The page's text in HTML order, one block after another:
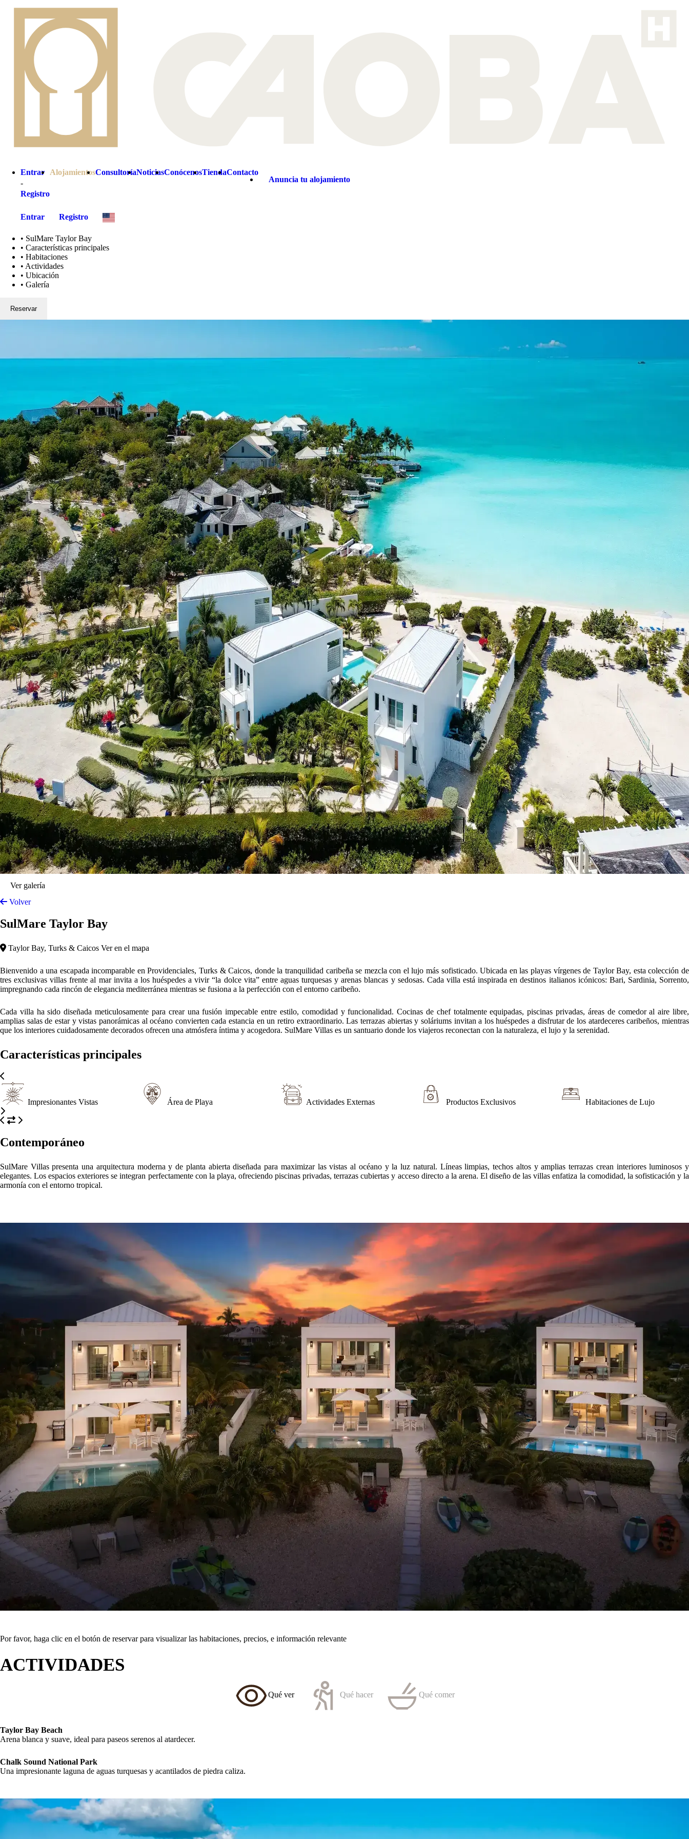
Entrar
-
Registro
AlojamientosConsultoríaNoticiasConócenosTiendaContacto
Anuncia tu alojamiento
Entrar Registro
• SulMare Taylor Bay
• Características principales
• Habitaciones
• Actividades
• Ubicación
• Galería
Reservar
Ver galería
Volver
SulMare Taylor Bay
Taylor Bay, Turks & Caicos Ver en el mapa
Bienvenido a una escapada incomparable en Providenciales, Turks & Caicos, donde la tranquilidad caribeña se mezcla con el lujo más sofisticado. Ubicada en las playas vírgenes de Taylor Bay, esta colección de
tres exclusivas villas frente al mar invita a los huéspedes a vivir “la dolce vita” entre aguas turquesas y arenas blancas y sedosas. Cada villa está inspirada en destinos italianos icónicos: Bari, Sardinia, Sorrento,
impregnando cada rincón de elegancia mediterránea mientras se fusiona a la perfección con el entorno caribeño.
Cada villa ha sido diseñada meticulosamente para crear una fusión impecable entre estilo, comodidad y funcionalidad. Cocinas de chef totalmente equipadas, piscinas privadas, áreas de comedor al aire libre,
amplias salas de estar y vistas panorámicas al océano convierten cada estancia en un retiro extraordinario. Las terrazas abiertas y soláriums invitan a los huéspedes a disfrutar de los atardeceres caribeños, mientras
que los interiores cuidadosamente decorados ofrecen una atmósfera íntima y acogedora. SulMare Villas es un santuario donde los viajeros reconectan con la naturaleza, el lujo y la serenidad.
Características principales
Impresionantes Vistas Área de Playa Actividades Externas Productos Exclusivos Habitaciones de Lujo
Contemporáneo
SulMare Villas presenta una arquitectura moderna y de planta abierta diseñada para maximizar las vistas al océano y la luz natural. Líneas limpias, techos altos y amplias terrazas crean interiores luminosos y
elegantes. Los espacios exteriores se integran perfectamente con la playa, ofreciendo piscinas privadas, terrazas cubiertas y acceso directo a la arena. El diseño de las villas enfatiza la comodidad, la sofisticación y la
armonía con el entorno tropical.
Por favor, haga clic en el botón de reservar para visualizar las habitaciones, precios, e información relevante
ACTIVIDADES
Qué ver Qué hacer Qué comer
Taylor Bay Beach
Arena blanca y suave, ideal para paseos serenos al atardecer.
Chalk Sound National Park
Una impresionante laguna de aguas turquesas y acantilados de piedra caliza.